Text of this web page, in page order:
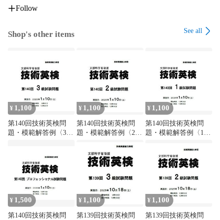
Follow
Shop's other items See all
¥ 1,100
第140回技術英検問
題・模範解答例〈3
¥ 1,100
第140回技術英検問
題・模範解答例〈2
¥ 1,100
第140回技術英検問
題・模範解答例〈1
¥ 1,500
第140回技術英検問
¥ 1,100
第139回技術英検問
¥ 1,100
第139回技術英検問